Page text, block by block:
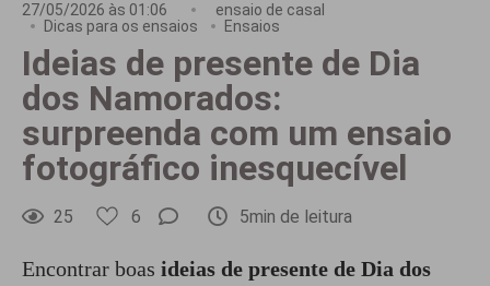
27/05/2026 às 01:06
ensaio de casal
Dicas para os ensaios
Ensaios
Ideias de presente de Dia
dos Namorados:
surpreenda com um ensaio
fotográfico inesquecível
25 6 5min de leitura
Encontrar boas ideias de presente de Dia dos